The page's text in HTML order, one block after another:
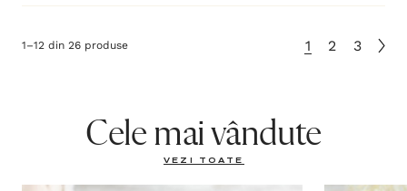
1–12 din 26 produse 1 2 3
Cele mai vândute
VEZI TOATE